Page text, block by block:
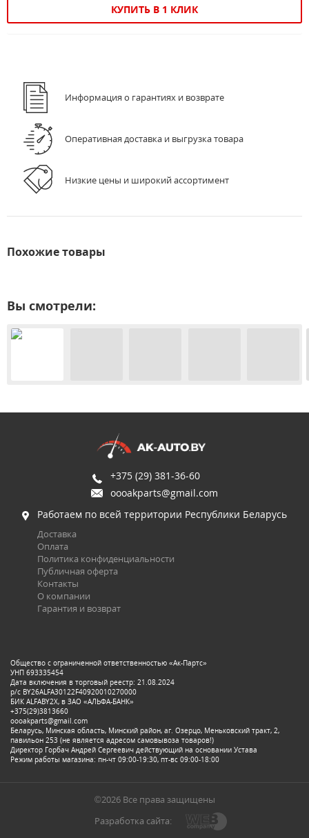
КУПИТЬ В 1 КЛИК
Информация о гарантиях и возврате
Оперативная доставка и выгрузка товара
Низкие цены и широкий ассортимент
Похожие товары
Вы смотрели:
+375 (29) 381-36-60
oooakparts@gmail.com
Работаем по всей территории Республики Беларусь
Доставка
Оплата
Политика конфиденциальности
Публичная оферта
Контакты
О компании
Гарантия и возврат
Общество с ограниченной ответственностью «Ак-Партс»
УНП 693335454
Дата включения в торговый реестр: 21.08.2024
р/с BY26ALFA30122F40920010270000
БИК ALFABY2X, в ЗАО «АЛЬФА-БАНК»
+375(29)3813660
oooakparts@gmail.com
Беларусь, Минская область, Минский район, аг. Озерцо, Меньковский тракт, 2,
павильон 253 (не является адресом самовывоза товаров!)
Директор Горбач Андрей Сергеевич действующий на основании Устава
Режим работы магазина: пн-чт 09:00-19:30, пт-вс 09:00-18:00
©2026 Все права защищены
Разработка сайта: